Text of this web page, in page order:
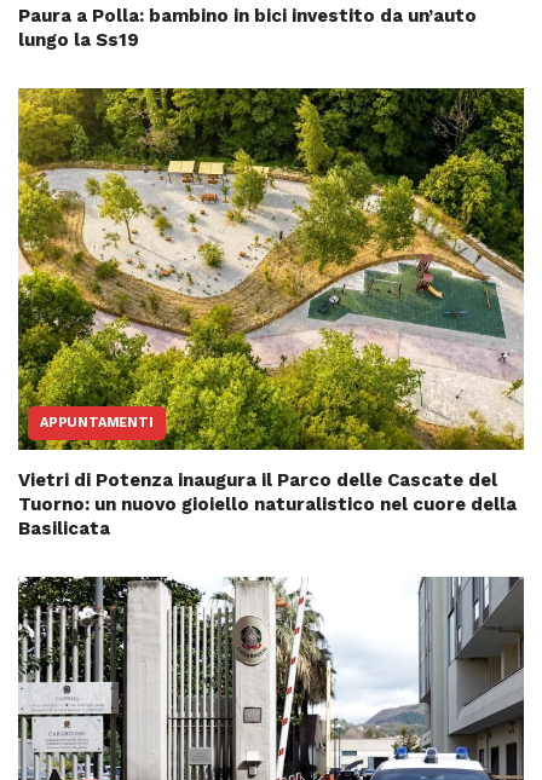
Paura a Polla: bambino in bici investito da un’auto
lungo la Ss19
APPUNTAMENTI
Vietri di Potenza inaugura il Parco delle Cascate del
Tuorno: un nuovo gioiello naturalistico nel cuore della
Basilicata